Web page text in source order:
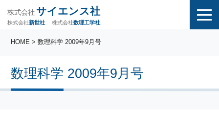
株式会社 サイエンス社
株式会社新世社 株式会社数理工学社
数理科学 2009年9月号
HOME > 数理科学 2009年9月号